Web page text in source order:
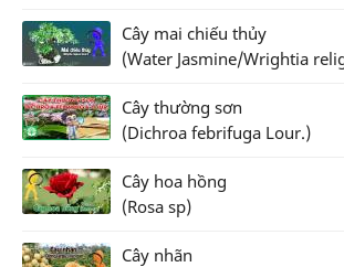
Cây mai chiếu thủy
(Water Jasmine/Wrightia
Cây thường sơn
(Dichroa febrifuga Lour.)
Cây hoa hồng
(Rosa sp)
Cây nhãn